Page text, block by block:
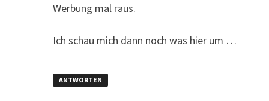
Werbung mal raus.
Ich schau mich dann noch was hier um …
ANTWORTEN